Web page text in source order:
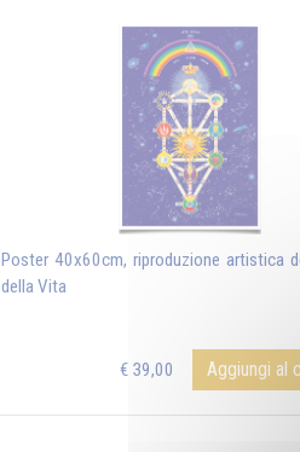
Poster 40x60cm, riproduzione artistica
della Vita
€ 39,00 Aggiungi al